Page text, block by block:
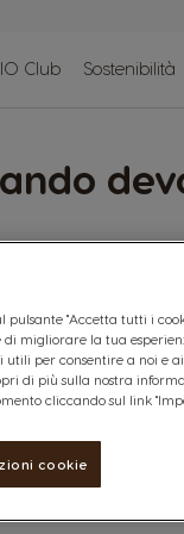
Club Sostenibilità
utilizzare il Kit
pulsante "Accetta tutti i
di migliorare la tua
utili per consentire a noi e
di più sulla nostra
cliccando sul link
cookie